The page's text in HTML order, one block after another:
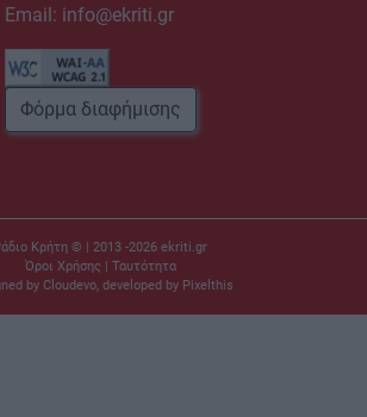
Email: info@ekriti.gr
Φόρμα διαφήμισης
Κρήτη © | 2013 -2026 ekriti.gr
Όροι Χρήσης
Ταυτότητα
by Cloudevo, developed by Pixelthis